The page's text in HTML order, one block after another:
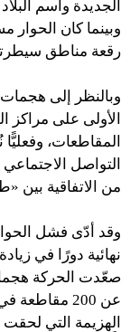
الجديدة واسم
وبينما كان
رقعة مناطق
وبالنظر إلى
الأولى على
المقاطعات،
التواصل الاجتماعي
من الاتفاقية بين
وقد أدّى فشل
نهائية دورًا في
صعّدت الحركة
عن 200
الهزيمة التي